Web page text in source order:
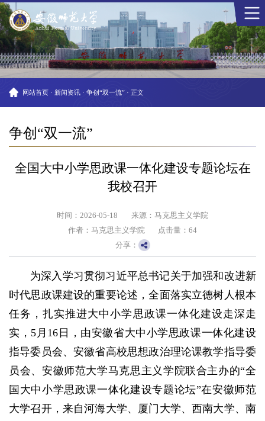
网站首页 · 新闻资讯 · 争创“双一流” · 正文
争创“双一流”
全国大中小学思政课一体化建设专题论坛在
我校召开
时间：2026-05-18
来源：马克思主义学院
作者：马克思主义学院
点击量：64
分享：
为深入学习贯彻习近平总书记关于加强和改进新
时代思政课建设的重要论述，全面落实立德树人根本
任务，扎实推进大中小学思政课一体化建设走深走
实，5月16日，由安徽省大中小学思政课一体化建设
指导委员会、安徽省高校思想政治理论课教学指导委
员会、安徽师范大学马克思主义学院联合主办的“全
国大中小学思政课一体化建设专题论坛”在安徽师范
大学召开，来自河海大学、厦门大学、西南大学、南